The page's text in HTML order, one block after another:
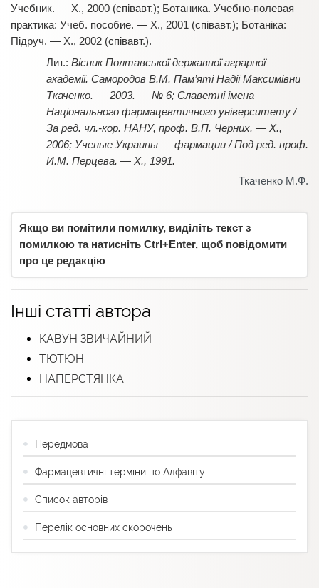
Учебник. — Х., 2000 (співавт.); Ботаника. Учебно-полевая
практика: Учеб. пособие. — Х., 2001 (співавт.); Ботаніка:
Підруч. — Х., 2002 (співавт.).
Вісник Полтавської державної аграрної
академії. Самородов В.М. Пам’яті Надії Максимівни
Ткаченко. — 2003. — № 6; Славетні імена
Національного фармацевтичного університету /
За ред. чл.-кор. НАНУ, проф. В.П. Черних. — Х.,
2006; Ученые Украины — фармации / Под ред. проф.
И.М. Перцева. — Х., 1991.
Ткаченко М.Ф.
Якщо ви помітили помилку, виділіть текст з
помилкою та натисніть Ctrl+Enter, щоб повідомити
про це редакцію
Інші статті автора
КАВУН ЗВИЧАЙНИЙ
ТЮТЮН
НАПЕРСТЯНКА
Передмова
Фармацевтичні терміни по Алфавіту
Список авторів
Перелік основних скорочень